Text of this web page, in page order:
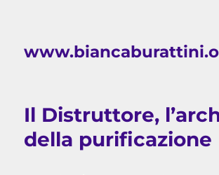
Il Distruttore,
della purificazione